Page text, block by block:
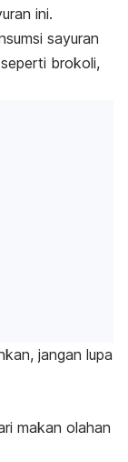
ini.
sayuran
brokoli,
jangan lupa
makan olahan